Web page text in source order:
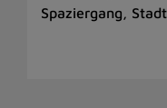
Spaziergang,